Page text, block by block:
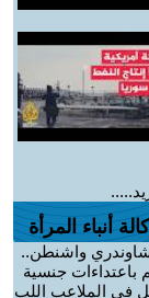
أنباء المرأة
واشنطن..
باعتداءات جنسية
في الملاعب اللب